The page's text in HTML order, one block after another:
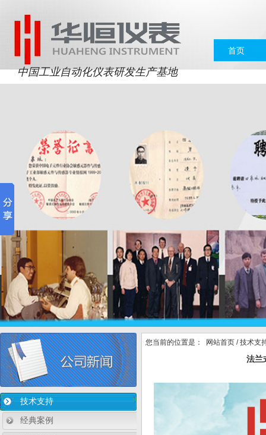
中国工业自动化仪表研发生产基地
首页
技术支持
经典案例
您当前的位置是： 网站首页 /技术支
法兰